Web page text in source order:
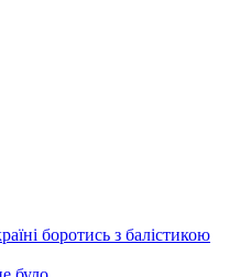
боротись з балістикою